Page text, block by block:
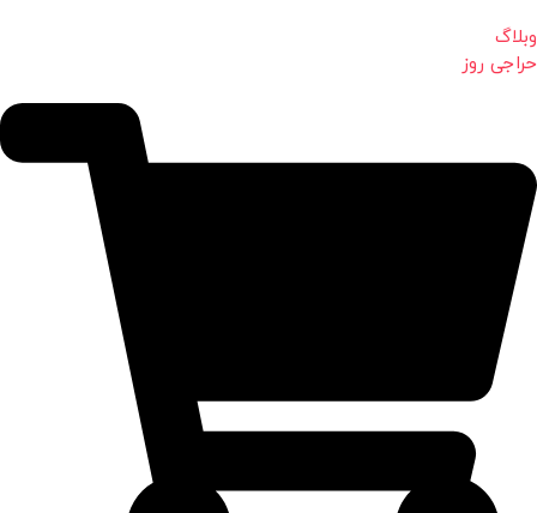
وبلاگ
حراجی روز